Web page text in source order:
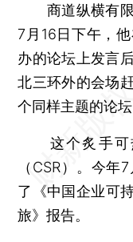
商道纵横有限
7月16日下午，
办的论坛上发言
北三环外的会场
个同样主题的论
这个炙手可
（CSR）。今
了《中国企业可
旅》报告。